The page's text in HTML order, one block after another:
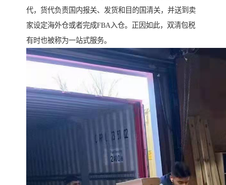
代，货代负责国内报关、发货和目的国清关，并送到卖
家设定海外仓或者完成FBA入仓。正因如此，双清包税
有时也被称为一站式服务。